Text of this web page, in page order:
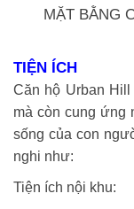
MẶT BẰNG
TIỆN ÍCH
Căn hộ Urban
mà còn cung ứng
sống của con
nghi như:
Tiện ích nội khu: